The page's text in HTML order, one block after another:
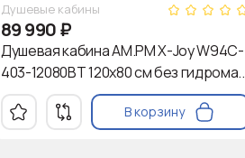
Душевые кабины
89 990₽
Душевая кабина AM.PM X-Joy W94C-
403-12080BT 120x80 см без гидрома..
В корзину